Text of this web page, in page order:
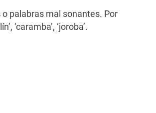
o palabras mal sonantes. Por
‘caramba’, ‘joroba’.